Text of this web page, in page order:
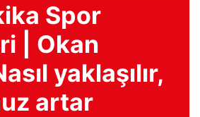
Spor
| Okan
yaklaşılır,
artar